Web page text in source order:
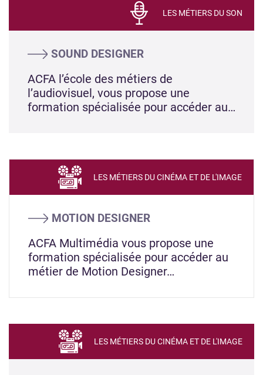
SOUND DESIGNER
LES MÉTIERS DU SON
ACFA l’école des métiers de
l’audiovisuel, vous propose une
formation spécialisée pour accéder au…
MOTION DESIGNER
LES MÉTIERS DU CINÉMA ET DE L'IMAGE
ACFA Multimédia vous propose une
formation spécialisée pour accéder au
métier de Motion Designer…
LES MÉTIERS DU CINÉMA ET DE L'IMAGE